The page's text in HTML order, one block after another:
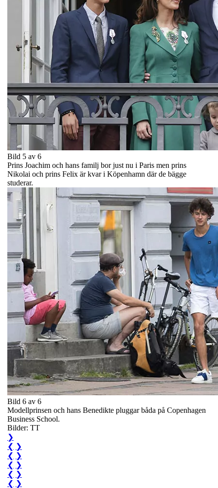
Bild 5 av 6
Prins Joachim och hans familj bor just nu i Paris men prins
Nikolai och prins Felix är kvar i Köpenhamn där de bägge
studerar.
Bild 6 av 6
Modellprinsen och hans Benedikte pluggar båda på Copenhagen
Business School.
Bilder: TT
❯
❮ ❯
❮ ❯
❮ ❯
❮ ❯
❮ ❯